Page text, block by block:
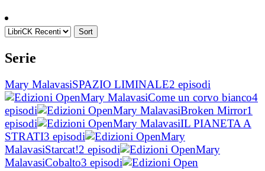
Sort
Serie
Mary MalavasiSPAZIO LIMINALE2 episodi
Mary MalavasiCome un corvo bianco4
episodi
Mary MalavasiBroken Mirror1
episodi
Mary MalavasiIL PIANETA A
STRATI3 episodi
Mary
MalavasiStarcat!2 episodi
Mary
MalavasiCobalto3 episodi